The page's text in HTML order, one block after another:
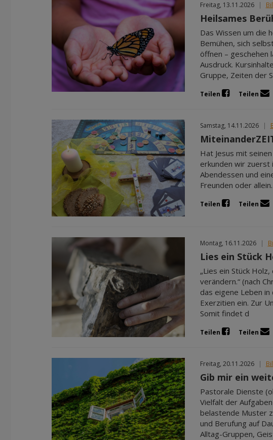
Freitag, 13.11.2026 |
Heilsames
Das Wissen um die
Bemühen, sich
öffnen – geschehen
Ausdruck.
Gruppe, Zeiten der
Teilen Teilen
Samstag, 14.11.2026 |
Hat Jesus mit
erkunden wir zuerst
Abendessen und
Freunden oder allein.
Teilen Teilen
Montag, 16.11.2026 |
Lies ein Stück
„Lies ein Stück
verändern.“ (nach
das eigene Leben
Exerzitien ein. Zur
Somit findet d
Teilen Teilen
Freitag, 20.11.2026 |
Gib mir ein
Pastorale Dienste
Vielfalt der
belastende Muster
und Berufung auf
Alltag-Gruppen,